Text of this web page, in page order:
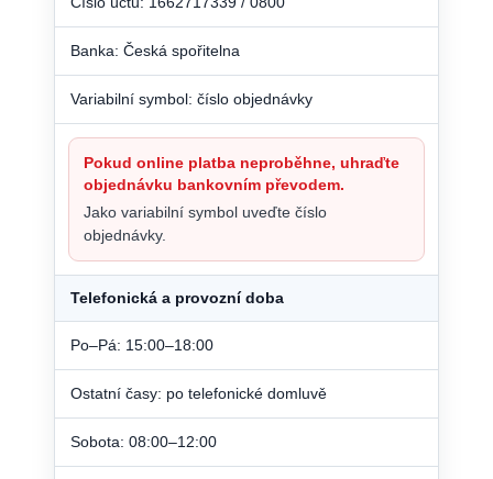
Banka: Česká spořitelna
Variabilní symbol: číslo objednávky
Pokud online platba neproběhne, uhraďte
objednávku bankovním převodem.
Jako variabilní symbol uveďte číslo
objednávky.
Telefonická a provozní doba
Po–Pá: 15:00–18:00
Ostatní časy: po telefonické domluvě
Sobota: 08:00–12:00